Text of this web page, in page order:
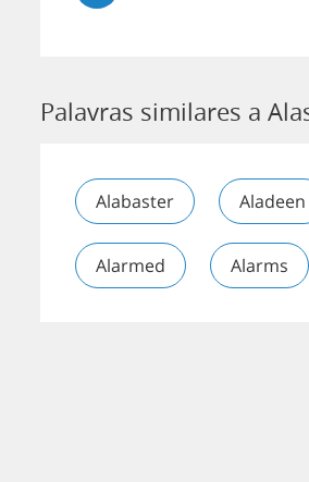
Palavras similares a
Alabaster Aladeen
Alarmed Alarms